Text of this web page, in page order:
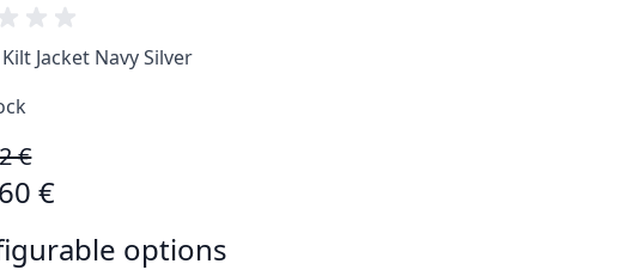
Jacket Navy Silver
€
€
options